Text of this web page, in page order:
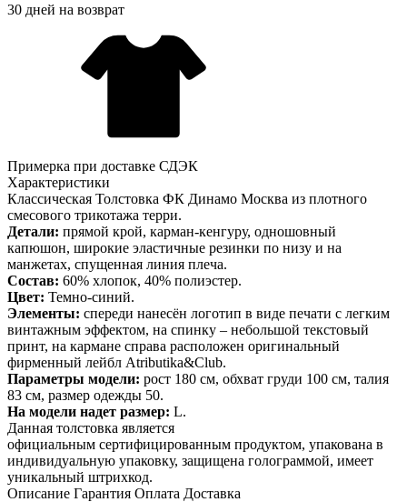
30 дней на возврат
Примерка при доставке СДЭК
Характеристики
Классическая Толстовка ФК Динамо Москва из плотного
смесового трикотажа терри.
Детали: прямой крой, карман-кенгуру, одношовный
капюшон, широкие эластичные резинки по низу и на
манжетах, спущенная линия плеча.
Состав: 60% хлопок, 40% полиэстер.
Цвет: Темно-синий.
Элементы: спереди нанесён логотип в виде печати с легким
винтажным эффектом, на спинку – небольшой текстовый
принт, на кармане справа расположен оригинальный
фирменный лейбл Atributika&Club.
Параметры модели: рост 180 см, обхват груди 100 см, талия
83 см, размер одежды 50.
На модели надет размер: L.
Данная толстовка является
официальным сертифицированным продуктом, упакована в
индивидуальную упаковку, защищена голограммой, имеет
уникальный штрихкод.
Описание Гарантия Оплата Доставка